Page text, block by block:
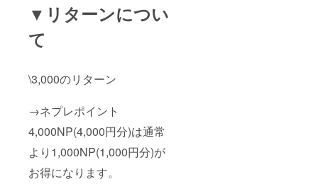
▼リターンについ
て
\3,000のリターン
→ネプレポイント
4,000NP(4,000円分)は通常
より1,000NP(1,000円分)が
お得になります。